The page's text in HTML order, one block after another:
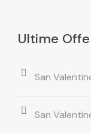
Ultime
San
San